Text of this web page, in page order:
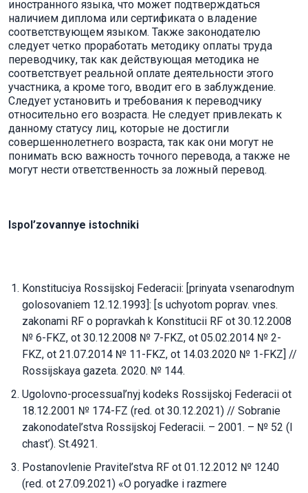
иностранного языка, что может подтверждаться
наличием диплома или сертификата о владение
соответствующем языком. Также законодателю
следует четко проработать методику оплаты труда
переводчику, так как действующая методика не
соответствует реальной оплате деятельности этого
участника, а кроме того, вводит его в заблуждение.
Следует установить и требования к переводчику
относительно его возраста. Не следует привлекать к
данному статусу лиц, которые не достигли
совершеннолетнего возраста, так как они могут не
понимать всю важность точного перевода, а также не
могут нести ответственность за ложный перевод.
Ispol’zovannye istochniki
Konstituciya Rossijskoj Federacii: [prinyata vsenarodnym
golosovaniem 12.12.1993]: [s uchyotom poprav. vnes.
zakonami RF o popravkah k Konstitucii RF ot 30.12.2008
№ 6-FKZ, ot 30.12.2008 № 7-FKZ, ot 05.02.2014 № 2-
FKZ, ot 21.07.2014 № 11-FKZ, ot 14.03.2020 № 1-FKZ] //
Rossijskaya gazeta. 2020. № 144.
Ugolovno-processual’nyj kodeks Rossijskoj Federacii ot
18.12.2001 № 174-FZ (red. ot 30.12.2021) // Sobranie
zakonodatel’stva Rossijskoj Federacii. – 2001. – № 52 (I
chast’). St.4921.
Postanovlenie Pravitel’stva RF ot 01.12.2012 № 1240
(red. ot 27.09.2021) «O poryadke i razmere